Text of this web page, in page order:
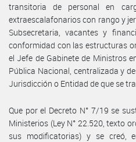
transitoria de personal en
extraescalafonarios con rango y
Subsecretaria, vacantes y
conformidad con las estructuras
el Jefe de Gabinete de Ministros
Pública Nacional, centralizada y
Jurisdicción o Entidad de que se
Que por el Decreto N° 7/19 se
Ministerios (Ley N° 22.520, texto
sus modificatorias) y se creó,